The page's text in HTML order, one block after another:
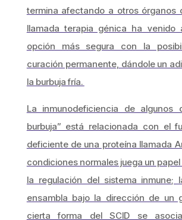
termina afectando a otros órganos
llamada terapia génica ha venido
opción más segura con la
curación permanente, dándole un
la burbuja fría.
La inmunodeficiencia de algunos
burbuja” está relacionada con el
deficiente de una proteína llamada
condiciones normales juega un
la regulación del sistema inmune;
ensambla bajo la dirección de un
cierta forma del SCID se